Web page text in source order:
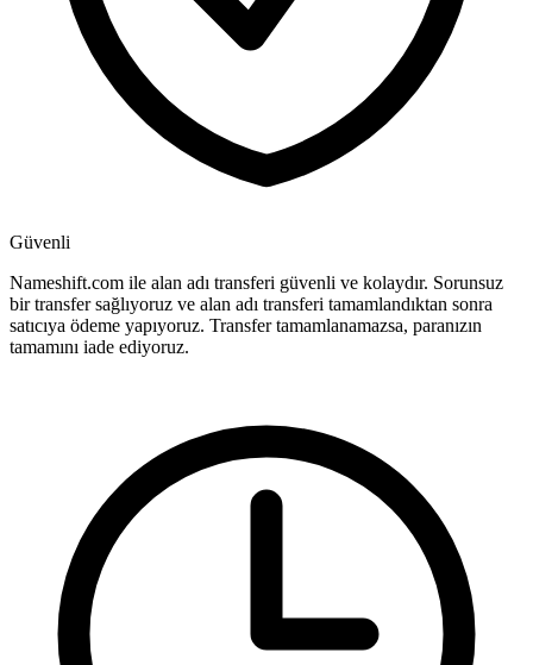
Güvenli
Nameshift.com ile alan adı transferi güvenli ve kolaydır. Sorunsuz
bir transfer sağlıyoruz ve alan adı transferi tamamlandıktan sonra
satıcıya ödeme yapıyoruz. Transfer tamamlanamazsa, paranızın
tamamını iade ediyoruz.